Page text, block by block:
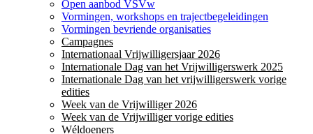
Open aanbod VSVw
Vormingen, workshops en trajectbegeleidingen
Vormingen bevriende organisaties
Campagnes
Internationaal Vrijwilligersjaar 2026
Internationale Dag van het Vrijwilligerswerk 2025
Internationale Dag van het vrijwilligerswerk vorige
edities
Week van de Vrijwilliger 2026
Week van de Vrijwilliger vorige edities
Wéldoeners